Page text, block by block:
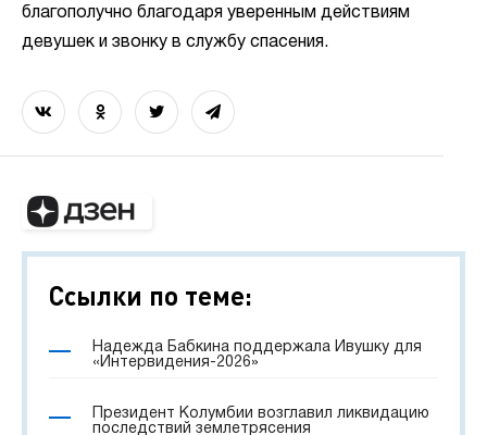
благополучно благодаря уверенным действиям
девушек и звонку в службу спасения.
Ссылки по теме:
Надежда Бабкина поддержала Ивушку для
«Интервидения-2026»
Президент Колумбии возглавил ликвидацию
последствий землетрясения